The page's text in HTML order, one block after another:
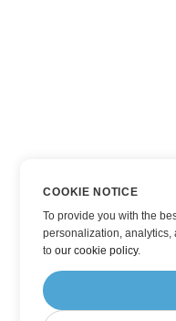
COOKIE NOTICE
To provide you with the
personalization, analytics,
toour cookie policy.